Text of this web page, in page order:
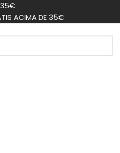
35€
ACIMA DE 35€